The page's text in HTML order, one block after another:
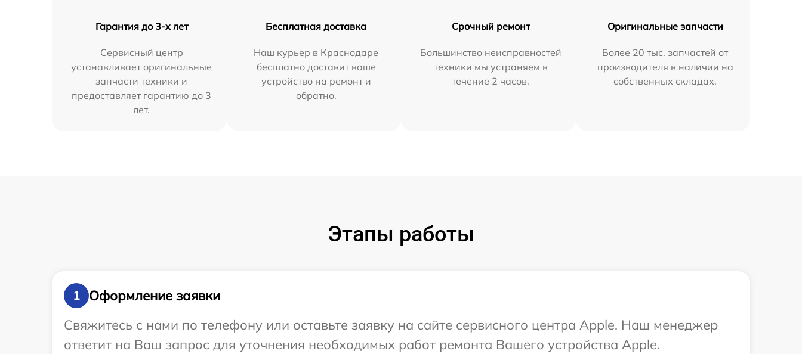
Гарантия до 3-х лет
Сервисный центр
устанавливает оригинальные
запчасти техники и
предоставляет гарантию до 3
лет.
Бесплатная доставка
Наш курьер в Краснодаре
бесплатно доставит ваше
устройство на ремонт и
обратно.
Срочный ремонт
Большинство неисправностей
техники мы устраняем в
течение 2 часов.
Оригинальные запчасти
Более 20 тыс. запчастей от
производителя в наличии на
собственных складах.
Этапы работы
1
Оформление заявки
Свяжитесь с нами по телефону или оставьте заявку на сайте сервисного центра Apple. Наш менеджер
ответит на Ваш запрос для уточнения необходимых работ ремонта Вашего устройства Apple.